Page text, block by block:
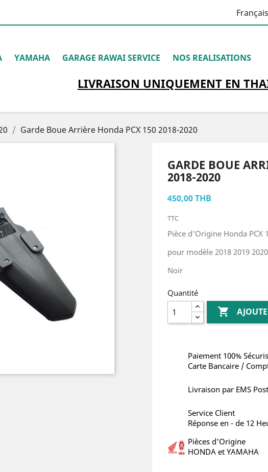
Français
YAMAHA GARAGE RAWAI SERVICE NOS REALISATIONS
LIVRAISON UNIQUEMENTEN
Garde Boue Arrière Honda PCX 150 2018-2020
GARDE BOUE
2018-2020
450,00 THB
TTC
Pièce d'Origine Honda PCX
pour modèle 2018 2019 2020
Noir
Quantité

Paiement 100%
Carte Bancaire /
Livraison par EMS Post
Service Client
Réponse en - de 12
Pièces d'Origine
HONDA et YAMAHA